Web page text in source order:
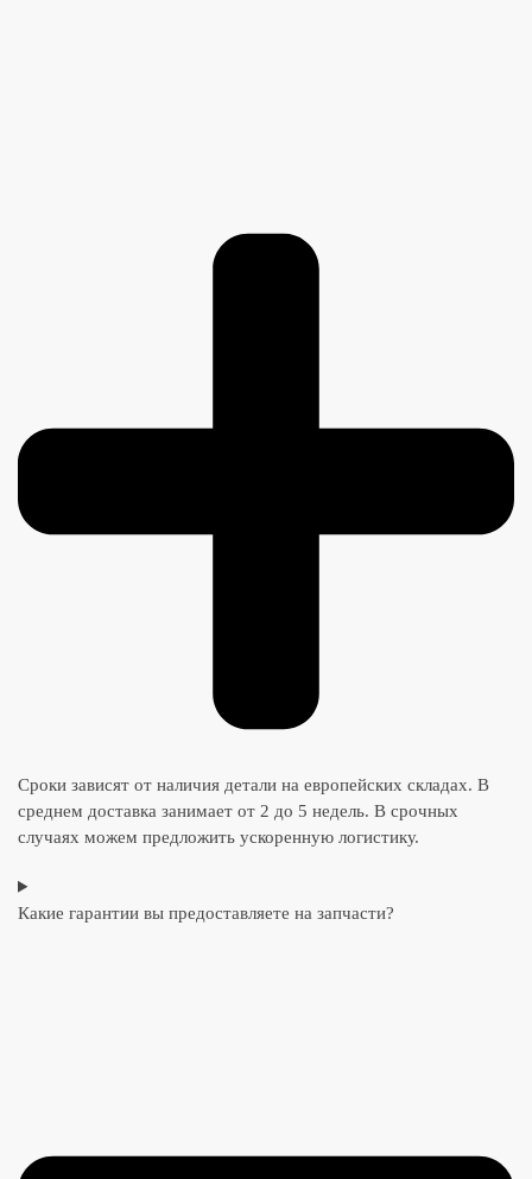
Сроки зависят от наличия детали на европейских складах. В
среднем доставка занимает от 2 до 5 недель. В срочных
случаях можем предложить ускоренную логистику.
Какие гарантии вы предоставляете на запчасти?